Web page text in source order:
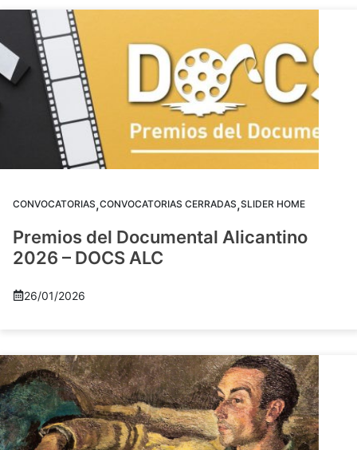
CONVOCATORIAS,CONVOCATORIAS CERRADAS,SLIDER HOME
Premios del Documental Alicantino
2026 – DOCS ALC
26/01/2026